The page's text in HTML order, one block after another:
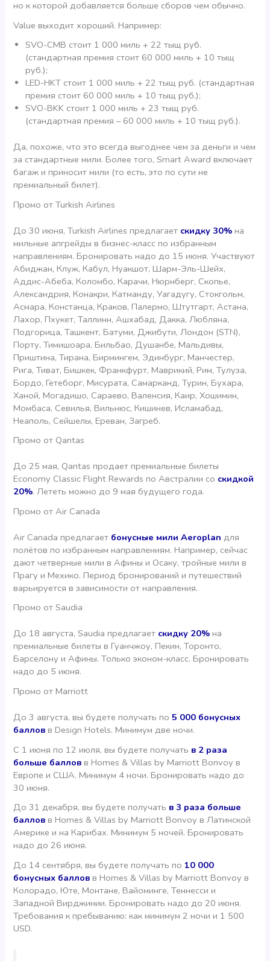
но к которой добавляется больше сборов чем обычно.
Value выходит хороший. Например:
SVO-CMB стоит 1 000 миль + 22 тыщ руб.
(стандартная премия стоит 60 000 миль + 10 тыщ
руб.);
LED-HKT стоит 1 000 миль + 22 тыщ руб. (стандартная
премия стоит 60 000 миль + 10 тыщ руб.);
SVO-BKK стоит 1 000 миль + 23 тыщ руб.
(стандартная премия – 60 000 миль + 10 тыщ руб.).
Да, похоже, что это всегда выгоднее чем за деньги и чем
за стандартные мили. Более того, Smart Award включает
багаж и приносит мили (то есть, это по сути не
премиальный билет).
Промо от Turkish Airlines
До 30 июня, Turkish Airlines предлагает скидку 30% на
мильные апгрейды в бизнес-класс по избранным
направлениям. Бронировать надо до 15 июня. Участвуют
Абиджан, Клуж, Кабул, Нуакшот, Шарм-Эль-Шейх,
Аддис-Абеба, Коломбо, Карачи, Нюрнберг, Скопье,
Александрия, Конакри, Катманду, Уагадугу, Стокгольм,
Асмара, Констанца, Краков, Палермо, Штутгарт, Астана,
Лахор, Пхукет, Таллинн, Ашхабад, Дакка, Любляна,
Подгорица, Ташкент, Батуми, Джибути, Лондон (STN),
Порту, Тимишоара, Бильбао, Душанбе, Мальдивы,
Приштина, Тирана, Бирмингем, Эдинбург, Манчестер,
Рига, Тиват, Бишкек, Франкфурт, Маврикий, Рим, Тулуза,
Бордо, Гетеборг, Мисурата, Самарканд, Турин, Бухара,
Ханой, Могадишо, Сараево, Валенсия, Каир, Хошимин,
Момбаса, Севилья, Вильнюс, Кишинев, Исламабад,
Неаполь, Сейшелы, Ереван, Загреб.
Промо от Qantas
До 25 мая, Qantas продает премиальные билеты
Economy Classic Flight Rewards по Австралии со скидкой
20%. Лететь можно до 9 мая будущего года.
Промо от Air Canada
Air Canada предлагает бонусные мили Aeroplan для
полётов по избранным направлениям. Например, сейчас
дают четверные мили в Афины и Осаку, тройные мили в
Прагу и Мехико. Период бронирований и путешествий
варьируется в зависимости от направления.
Промо от Saudia
До 18 августа, Saudia предлагает скидку 20% на
премиальные билеты в Гуанчжоу, Пекин, Торонто,
Барселону и Афины. Только эконом-класс. Бронировать
надо до 5 июня.
Промо от Marriott
До 3 августа, вы будете получать по5 000 бонусных
баллов в Design Hotels. Минимум две ночи.
С 1 июня по 12 июля, вы будете получать в 2 раза
больше балловв Homes & Villas by Marriott Bonvoy в
Европе и США. Минимум 4 ночи. Бронировать надо до
30 июня.
До 31 декабря, вы будете получать в 3 раза больше
балловв Homes & Villas by Marriott Bonvoy в Латинской
Америке и на Карибах. Минимум 5 ночей. Бронировать
надо до 26 июня.
До 14 сентября, вы будете получать по10 000
бонусных балловв Homes & Villas by Marriott Bonvoy в
Колорадо, Юте, Монтане, Вайоминге, Теннесси и
Западной Вирджинии. Бронировать надо до 20 июня.
Требования к пребыванию: как минимум 2 ночи и 1 500
USD.